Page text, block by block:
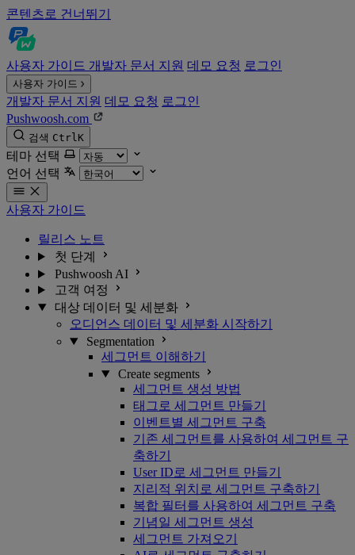
콘텐츠로 건너뛰기
사용자 가이드 개발자 문서 지원 데모 요청 로그인
사용자 가이드
개발자 문서 지원 데모 요청 로그인
Pushwoosh.com
검색 CtrlK
테마 선택
언어 선택
사용자 가이드
릴리스 노트
첫 단계
Pushwoosh AI
고객 여정
대상 데이터 및 세분화
오디언스 데이터 및 세분화 시작하기
Segmentation
세그먼트 이해하기
Create segments
세그먼트 생성 방법
태그로 세그먼트 만들기
이벤트별 세그먼트 구축
기존 세그먼트를 사용하여 세그먼트 구
축하기
User ID로 세그먼트 만들기
지리적 위치로 세그먼트 구축하기
복합 필터를 사용하여 세그먼트 구축
기념일 세그먼트 생성
세그먼트 가져오기